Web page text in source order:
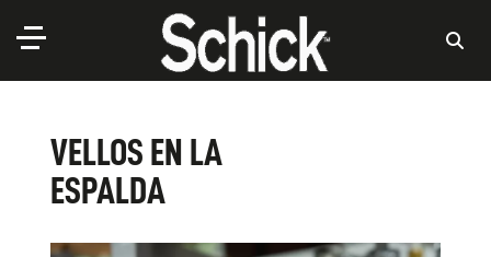
VELLOS EN LA
ESPALDA